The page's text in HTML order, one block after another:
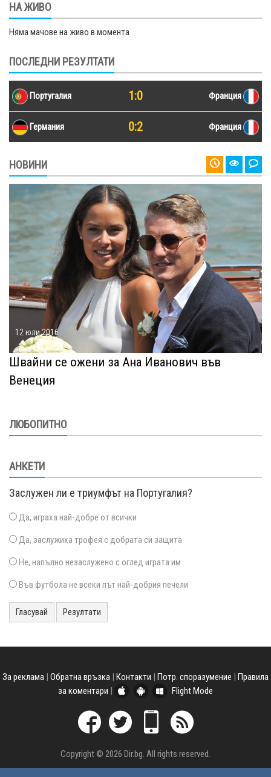
НА ЖИВО
Няма мачове на живо в момента
ПОСЛЕДНИ РЕЗУЛТАТИ
Португалия 1:0 Франция
Германия 0:2 Франция
НОВИНИ
12 юли 2016
Швайни се ожени за Ана Иванович във
Венеция
ЛЮБОПИТНО
АНКЕТИ
Заслужен ли е триумфът на Португалия?
Да, играха най-добре от всички
Да, заслужиха трофея с добрата си защита
Не, напълно незаслужено с оглед играта им
Във футбола не всеки път най-добрия печели
Гласувай Резултати
За реклама | Обратна връзка | Контакти | Потр. споразумение | Правила
за коментари | Flight Mode
Copyright © 2026 Dir.bg. All rights reserved.